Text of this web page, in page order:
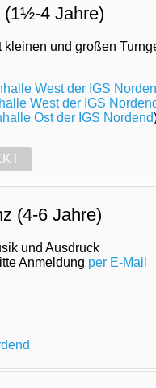
(1½-4 Jahre)
und großen
West der IGS
West der IGS
Ost der IGS Nordend
(4-6 Jahre)
und Ausdruck
Anmeldung per E-Mail